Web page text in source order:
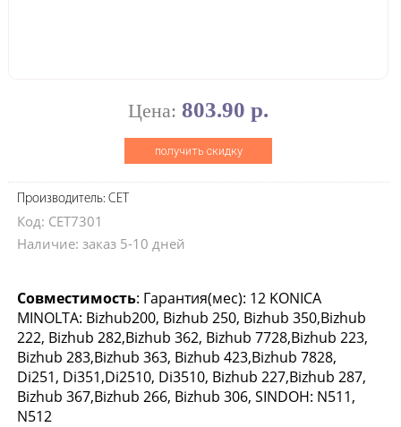
Цена: 803.90 р.
получить скидку
Производитель: CET
Код: CET7301
Наличие: заказ 5-10 дней
Совместимость: Гарантия(мес): 12 KONICA
MINOLTA: Bizhub200, Bizhub 250, Bizhub 350,Bizhub
222, Bizhub 282,Bizhub 362, Bizhub 7728,Bizhub 223,
Bizhub 283,Bizhub 363, Bizhub 423,Bizhub 7828,
Di251, Di351,Di2510, Di3510, Bizhub 227,Bizhub 287,
Bizhub 367,Bizhub 266, Bizhub 306, SINDOH: N511,
N512